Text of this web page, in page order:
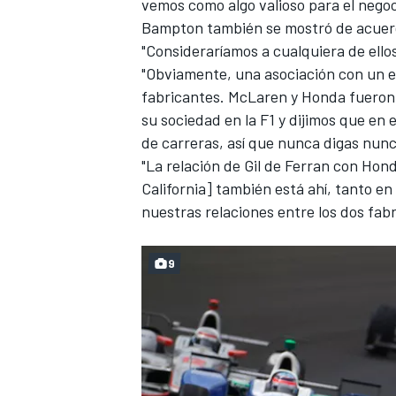
vemos como algo valioso para el
Bampton también se mostró de
"Consideraríamos a cualquiera de
"Obviamente, una asociación con un
fabricantes. McLaren y Honda
su sociedad en la F1 y dijimos que
de carreras, así que nunca digas
"La relación de Gil de Ferran con
California] también está ahí, tanto
nuestras relaciones entre los dos
9